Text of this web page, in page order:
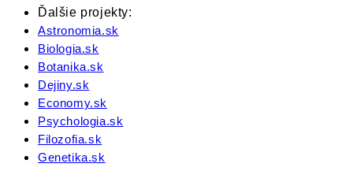
Ďalšie projekty:
Astronomia.sk
Biologia.sk
Botanika.sk
Dejiny.sk
Economy.sk
Psychologia.sk
Filozofia.sk
Genetika.sk